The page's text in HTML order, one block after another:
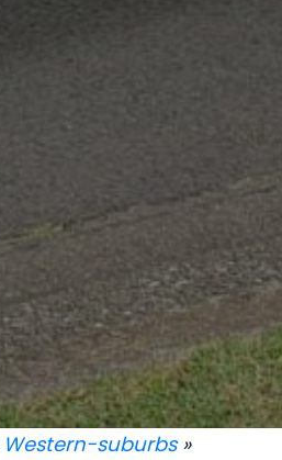
Western-suburbs»